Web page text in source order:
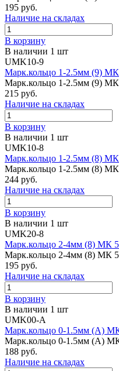
195 руб.
Наличие на складах
В корзину
В наличии 1 шт
UMK10-9
Марк.кольцо 1-2.5мм (9)
Марк.кольцо 1-2.5мм (9)
215 руб.
Наличие на складах
В корзину
В наличии 1 шт
UMK10-8
Марк.кольцо 1-2.5мм (8)
Марк.кольцо 1-2.5мм (8)
244 руб.
Наличие на складах
В корзину
В наличии 1 шт
UMK20-8
Марк.кольцо 2-4мм (8) МК
Марк.кольцо 2-4мм (8) МК
195 руб.
Наличие на складах
В корзину
В наличии 1 шт
UMK00-A
Марк.кольцо 0-1.5мм (А)
Марк.кольцо 0-1.5мм (А)
188 руб.
Наличие на складах